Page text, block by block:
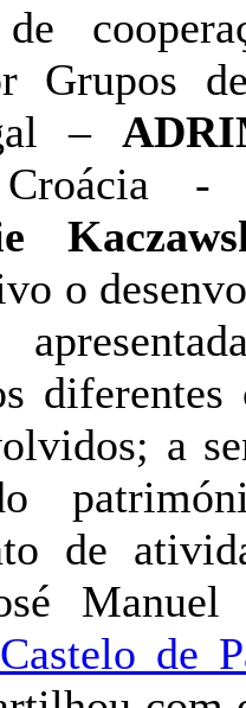
Grupos
–
o
a
de
de